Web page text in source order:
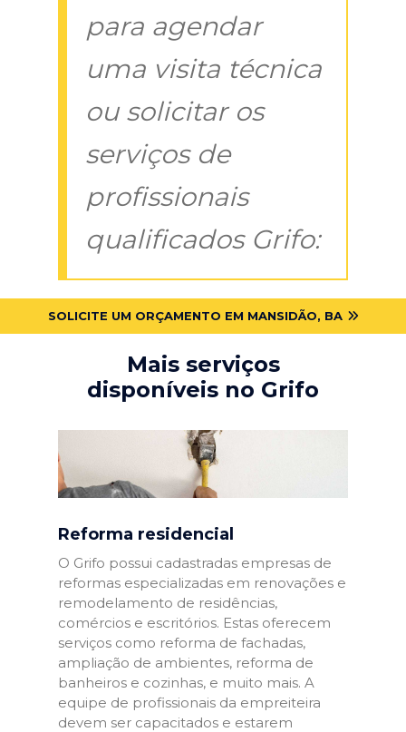
para agendar
uma visita técnica
ou solicitar os
serviços de
profissionais
qualificados Grifo:
SOLICITE UM ORÇAMENTO EM MANSIDÃO, BA
Mais serviços
disponíveis no Grifo
Reforma residencial
O Grifo possui cadastradas empresas de
reformas especializadas em renovações e
remodelamento de residências,
comércios e escritórios. Estas oferecem
serviços como reforma de fachadas,
ampliação de ambientes, reforma de
banheiros e cozinhas, e muito mais. A
equipe de profissionais da empreiteira
devem ser capacitados e estarem